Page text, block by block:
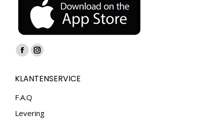
Vind ons op:
Facebook
opens
in
Instagram
opens
KLANTENSERVICE
F.A.Q
Levering